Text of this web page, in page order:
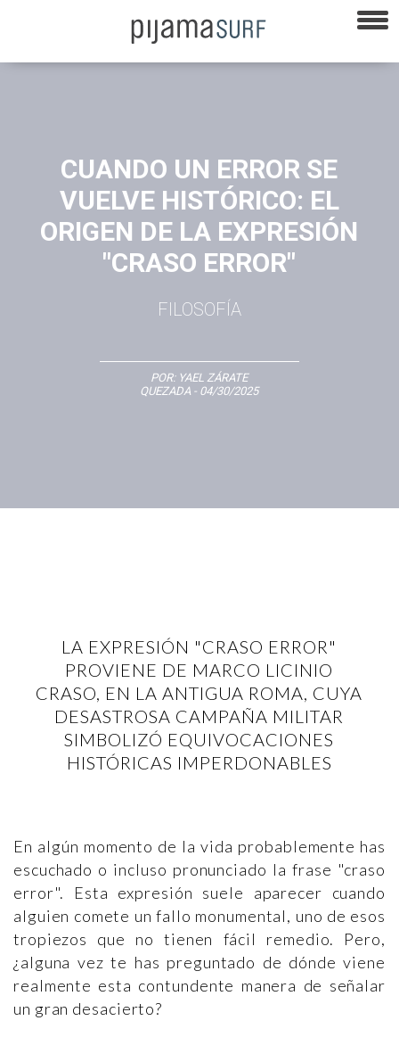
CUANDO UN ERROR SE
VUELVE HISTÓRICO: EL
ORIGEN DE LA EXPRESIÓN
"CRASO ERROR"
FILOSOFÍA
POR: YAEL ZÁRATE
QUEZADA - 04/30/2025
LA EXPRESIÓN "CRASO ERROR"
PROVIENE DE MARCO LICINIO
CRASO, EN LA ANTIGUA ROMA, CUYA
DESASTROSA CAMPAÑA MILITAR
SIMBOLIZÓ EQUIVOCACIONES
HISTÓRICAS IMPERDONABLES
En algún momento de la vida probablemente has
escuchado o incluso pronunciado la frase "craso
error". Esta expresión suele aparecer cuando
alguien comete un fallo monumental, uno de esos
tropiezos que no tienen fácil remedio. Pero,
¿alguna vez te has preguntado de dónde viene
realmente esta contundente manera de señalar
un gran desacierto?